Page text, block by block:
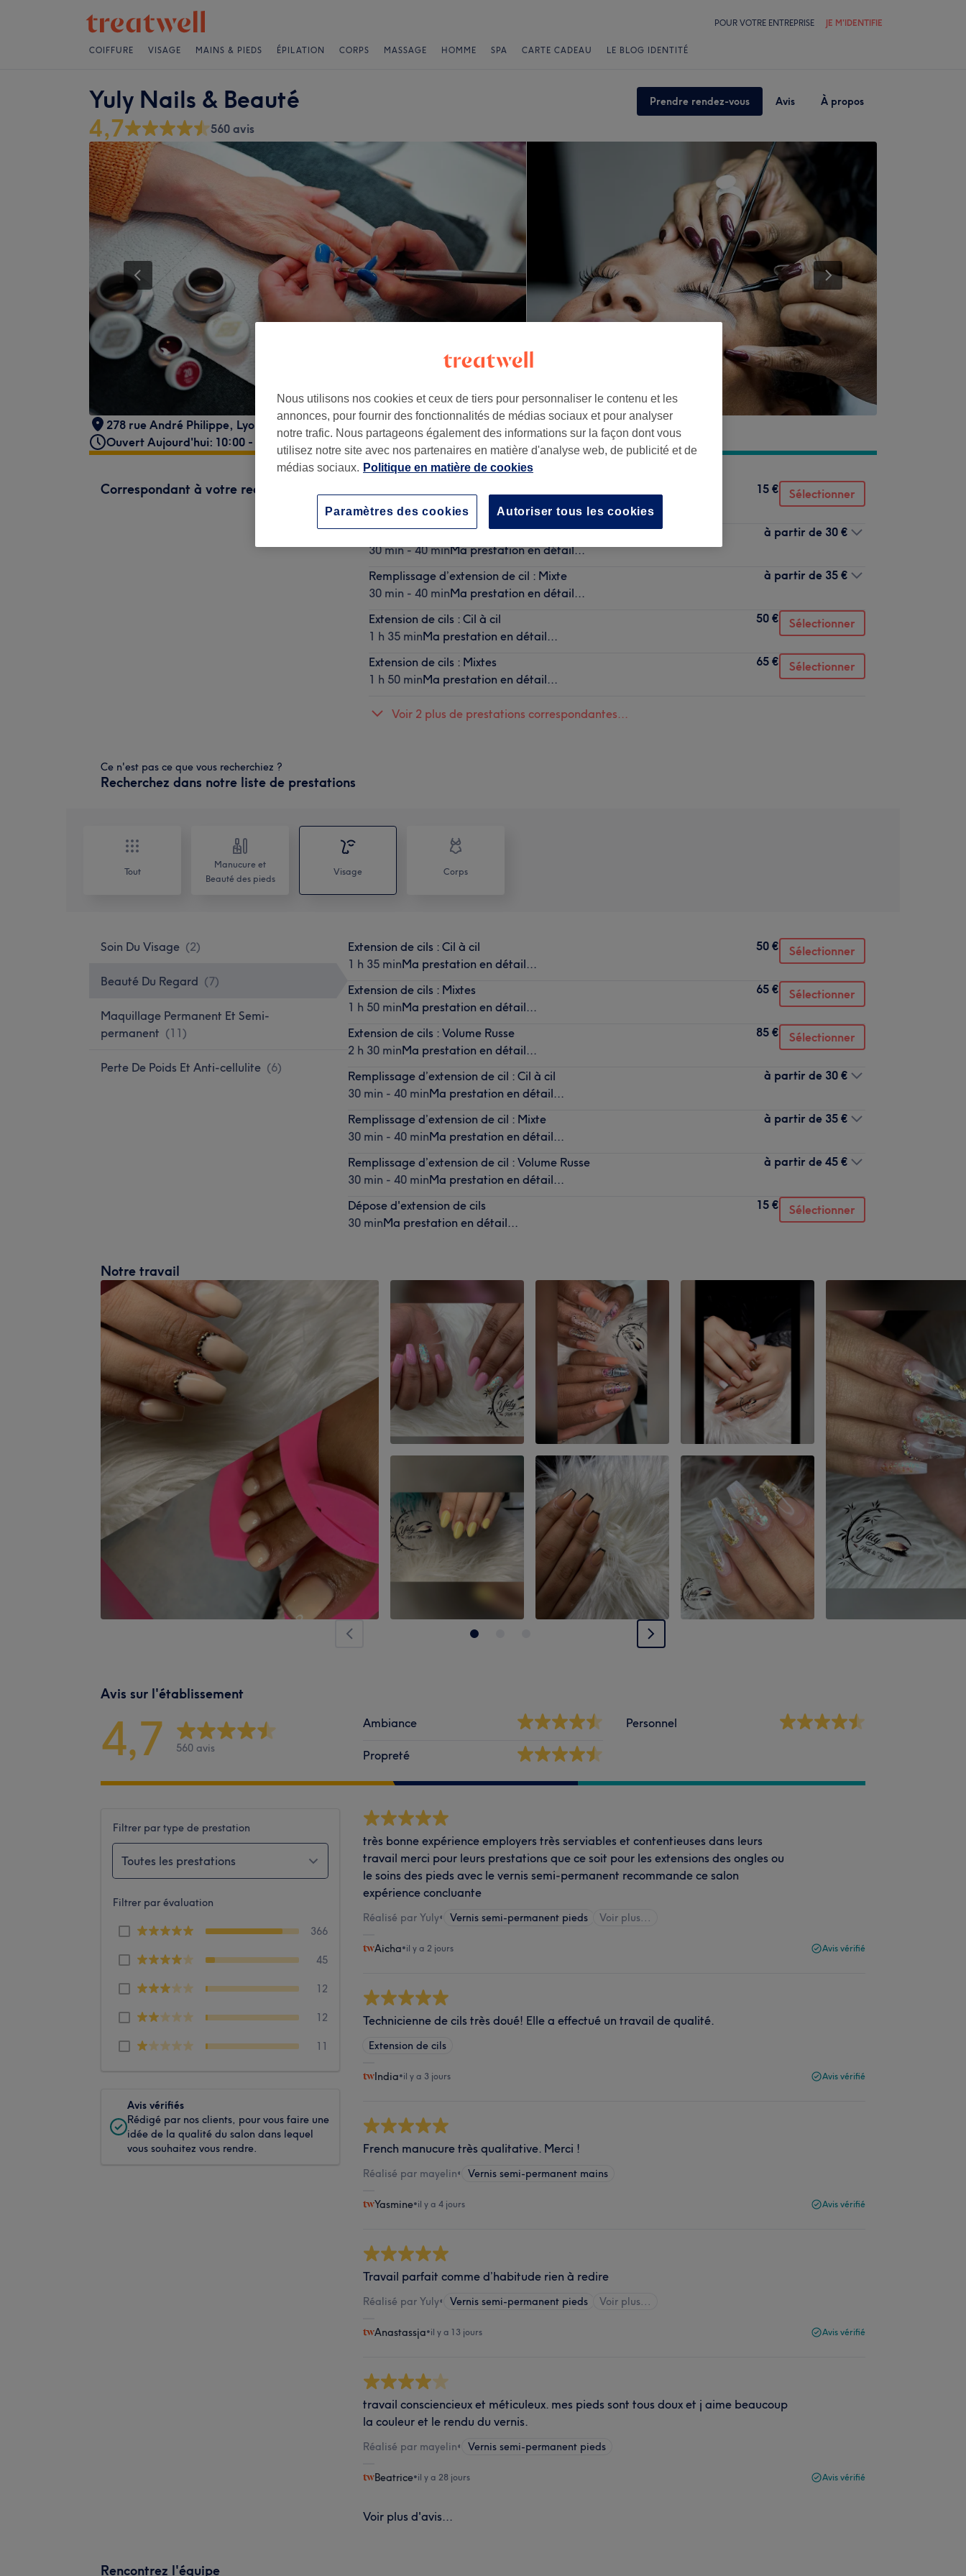
POUR VOTRE ENTREPRISE JE M'IDENTIFIE
COIFFURE VISAGE MAINS & PIEDS ÉPILATION CORPS MASSAGE HOMME SPA CARTE CADEAU LE BLOG IDENTITÉ
Yuly Nails & Beauté Prendre rendez-vous Avis À propos
4,7 560 avis
278 rue André Philippe, Lyon
69003
Ouvert Aujourd'hui: 10:00 - 19:00
Correspondant à votre recherche
30 minMa prestation en détail...
15 € Sélectionner
Remplissage d’extension de cil : Cil à cil
30 min - 40 minMa prestation en détail...
à partir de 30 €
Remplissage d’extension de cil : Mixte
30 min - 40 minMa prestation en détail...
à partir de 35 €
Extension de cils : Cil à cil
1 h 35 minMa prestation en détail...
50 € Sélectionner
Extension de cils : Mixtes
1 h 50 minMa prestation en détail...
65 € Sélectionner
Voir 2 plus de prestations correspondantes...
Ce n'est pas ce que vous recherchiez ?
Recherchez dans notre liste de prestations
Tout
Manucure et
Beauté des pieds
Visage Corps
Soin Du Visage (2)
Beauté Du Regard (7)
Maquillage Permanent Et Semi-
permanent (11)
Perte De Poids Et Anti-cellulite (6)
Extension de cils : Cil à cil
1 h 35 minMa prestation en détail...
50 € Sélectionner
Extension de cils : Mixtes
1 h 50 minMa prestation en détail...
65 € Sélectionner
Extension de cils : Volume Russe
2 h 30 minMa prestation en détail...
85 € Sélectionner
Remplissage d’extension de cil : Cil à cil
30 min - 40 minMa prestation en détail...
à partir de 30 €
Remplissage d’extension de cil : Mixte
30 min - 40 minMa prestation en détail...
à partir de 35 €
Remplissage d’extension de cil : Volume Russe
30 min - 40 minMa prestation en détail...
à partir de 45 €
Dépose d'extension de cils
30 minMa prestation en détail...
15 € Sélectionner
Notre travail
Avis sur l'établissement
4,7 560 avis
Ambiance
Propreté
Personnel
Filtrer par type de prestation
Toutes les prestations
Filtrer par évaluation
366
45
12
12
11
Avis vérifiés
Rédigé par nos clients, pour vous faire une
idée de la qualité du salon dans lequel
vous souhaitez vous rendre.
très bonne expérience employers très serviables et contentieuses dans leurs
travail merci pour leurs prestations que ce soit pour les extensions des ongles ou
le soins des pieds avec le vernis semi-permanent recommande ce salon
expérience concluante
Réalisé par Yuly• Vernis semi-permanent pieds Voir plus...
Aicha•il y a 2 jours Avis vérifié
Technicienne de cils très doué! Elle a effectué un travail de qualité.
Extension de cils
India•il y a 3 jours Avis vérifié
French manucure très qualitative. Merci !
Réalisé par mayelin• Vernis semi-permanent mains
Yasmine•il y a 4 jours Avis vérifié
Travail parfait comme d’habitude rien à redire
Réalisé par Yuly• Vernis semi-permanent pieds Voir plus...
Anastassja•il y a 13 jours Avis vérifié
travail consciencieux et méticuleux. mes pieds sont tous doux et j aime beaucoup
la couleur et le rendu du vernis.
Réalisé par mayelin• Vernis semi-permanent pieds
Beatrice•il y a 28 jours Avis vérifié
Voir plus d'avis...
Rencontrez l'équipe
Nous utilisons nos cookies et ceux de tiers pour personnaliser le contenu et les
annonces, pour fournir des fonctionnalités de médias sociaux et pour analyser
notre trafic. Nous partageons également des informations sur la façon dont vous
utilisez notre site avec nos partenaires en matière d'analyse web, de publicité et de
médias sociaux. Politique en matière de cookies
Autoriser tous les cookies
Paramètres des cookies